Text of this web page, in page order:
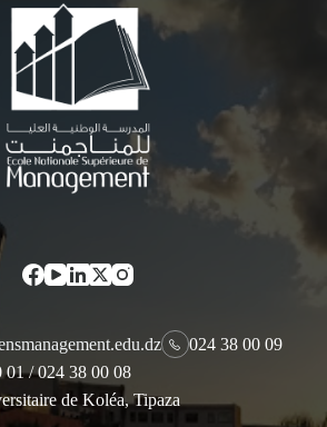
024 38 00 09
01 / 024 38 00 08
de Koléa, Tipaza